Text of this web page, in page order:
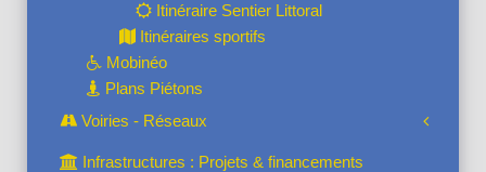
Itinéraire Sentier Littoral
Itinéraires sportifs
Mobinéo
Plans Piétons
Voiries - Réseaux
Infrastructures : Projets & financements